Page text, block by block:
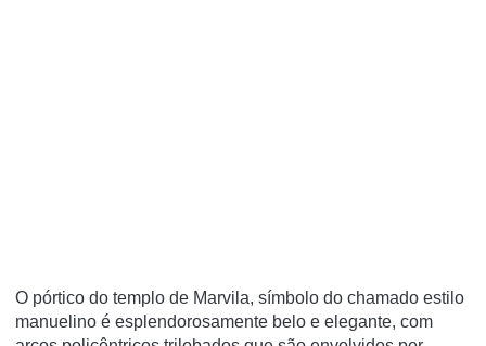
O pórtico do templo de Marvila, símbolo do chamado estilo
manuelino é esplendorosamente belo e elegante, com